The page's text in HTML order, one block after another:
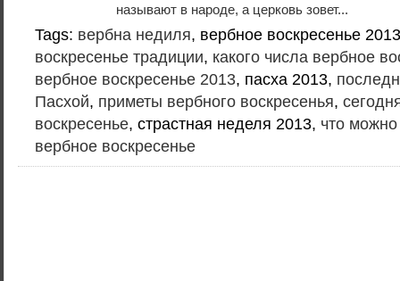
называют в народе, а церковь зовет...
Tags: вербна недиля, вербное воскресенье
воскресенье традиции, какого числа вербное
вербное воскресенье 2013, пасха 2013,
Пасхой, приметы вербного воскресенья,
воскресенье, страстная неделя 2013, что
вербное воскресенье